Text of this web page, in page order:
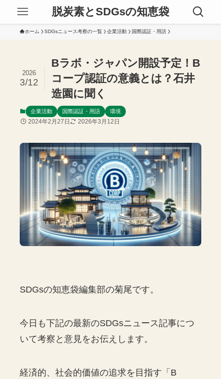
脱炭素とSDGsの知恵袋
ホーム SDGsニュース考察の一覧 企業活動 国際認証・用語
Bラボ・ジャパン開設予定！B
コープ認証の意義とは？石井
造園に聞く
2026
3/12
企業活動 国際認証・用語 環境
2024年2月27日 2026年3月12日
SDGsの知恵袋編集部の菊尾です。
今日も下記の最新のSDGsニュース記事につ
いて考察と意見をお伝えします。
経済的、社会的価値の追求を目指す「B